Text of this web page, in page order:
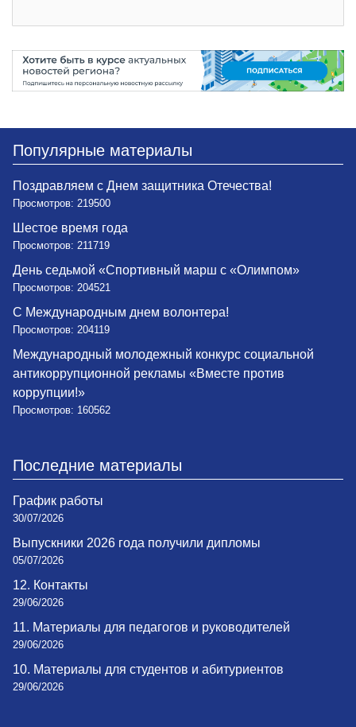
Популярные материалы
Поздравляем с Днем защитника Отечества!
Просмотров: 219500
Шестое время года
Просмотров: 211719
День седьмой «Спортивный марш с «Олимпом»
Просмотров: 204521
С Международным днем волонтера!
Просмотров: 204119
Международный молодежный конкурс социальной
антикоррупционной рекламы «Вместе против
коррупции!»
Просмотров: 160562
Последние материалы
График работы
30/07/2026
Выпускники 2026 года получили дипломы
05/07/2026
12. Контакты
29/06/2026
11. Материалы для педагогов и руководителей
29/06/2026
10. Материалы для студентов и абитуриентов
29/06/2026